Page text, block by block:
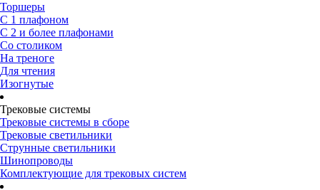
Торшеры
С 1 плафоном
С 2 и более плафонами
Со столиком
На треноге
Для чтения
Изогнутые
Трековые системы
Трековые системы в сборе
Трековые светильники
Струнные светильники
Шинопроводы
Комплектующие для трековых систем